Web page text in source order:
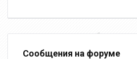
Сообщения на форуме